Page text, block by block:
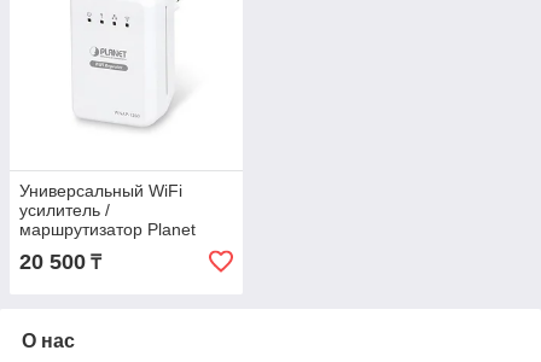
Универсальный WiFi
усилитель /
маршрутизатор Planet
WNAP-1260
20 500 ₸
О нас